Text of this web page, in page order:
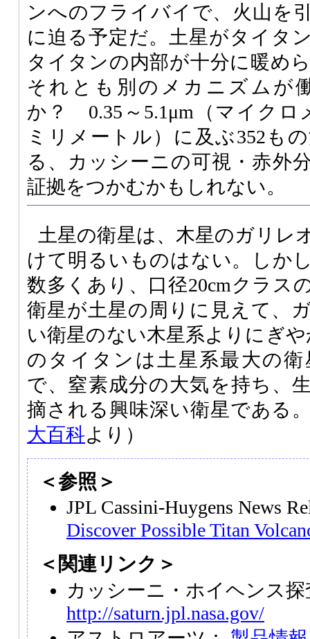
ンへのフライバイで、火山を
に迫る予定だ。土星がタイタ
タイタンの内部が十分に暖
それとも別のメカニズムが
か？ 0.35～5.1μm（マイクロ
ミリメートル）に及ぶ352も
る、カッシーニの可視・赤外
証拠をつかむかもしれない。
土星の衛星は、木星のガリレ
けて明るいものはない。しか
数多くあり、口径20cmクラス
衛星が土星の周りに見えて、
い衛星のない木星系よりにぎ
のタイタンは土星系最大の衛
で、窒素成分の大気を持ち、
摘される興味深い衛星である
大百科より）
＜参照＞
JPL Cassini-Huygens News
Discover Possible Titan
＜関連リンク＞
カッシーニ・ホイヘンス探
http://saturn.jpl.nasa.gov/